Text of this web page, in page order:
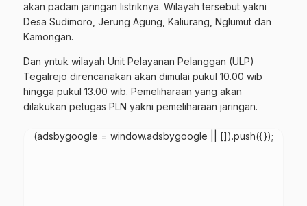
akan padam jaringan listriknya. Wilayah tersebut yakni
Desa Sudimoro, Jerung Agung, Kaliurang, Nglumut dan
Kamongan.
Dan yntuk wilayah Unit Pelayanan Pelanggan (ULP)
Tegalrejo direncanakan akan dimulai pukul 10.00 wib
hingga pukul 13.00 wib. Pemeliharaan yang akan
dilakukan petugas PLN yakni pemeliharaan jaringan.
(adsbygoogle = window.adsbygoogle || []).push({});